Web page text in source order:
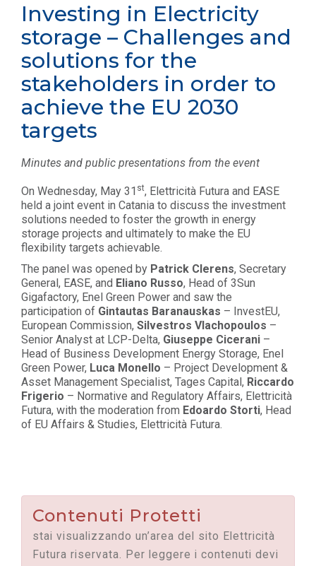
Investing in Electricity
storage – Challenges and
solutions for the
stakeholders in order to
achieve the EU 2030
targets
Minutes and public presentations from the event
On Wednesday, May 31 st, Elettricità Futura and EASE
held a joint event in Catania to discuss the investment
solutions needed to foster the growth in energy
storage projects and ultimately to make the EU
flexibility targets achievable.
The panel was opened by Patrick Clerens, Secretary
General, EASE, and Eliano Russo, Head of 3Sun
Gigafactory, Enel Green Power and saw the
participation of Gintautas Baranauskas – InvestEU,
European Commission, Silvestros Vlachopoulos –
Senior Analyst at LCP-Delta, Giuseppe Cicerani –
Head of Business Development Energy Storage, Enel
Green Power, Luca Monello – Project Development &
Asset Management Specialist, Tages Capital, Riccardo
Frigerio – Normative and Regulatory Affairs, Elettricità
Futura, with the moderation from Edoardo Storti, Head
of EU Affairs & Studies, Elettricità Futura.
Contenuti Protetti
stai visualizzando un’area del sito Elettricità
Futura riservata. Per leggere i contenuti devi